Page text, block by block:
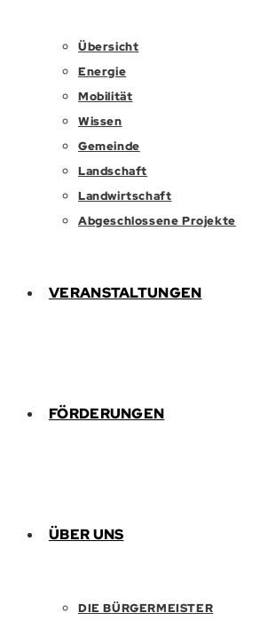
Übersicht
Energie
Mobilität
Wissen
Gemeinde
Landschaft
Landwirtschaft
Abgeschlossene Projekte
VERANSTALTUNGEN
FÖRDERUNGEN
ÜBER UNS
DIE BÜRGERMEISTER